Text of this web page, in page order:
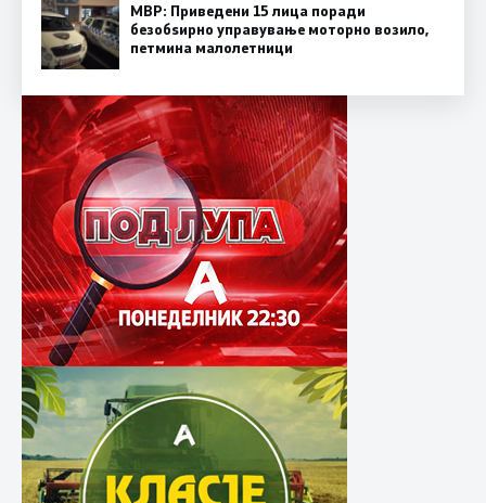
МВР: Приведени 15 лица поради
безобѕирно управување моторно возило,
петмина малолетници